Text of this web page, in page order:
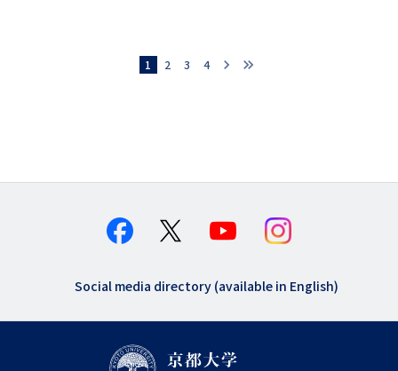
현재 페이지
1 페이지
2 페이지
3 페이지
4 다음 페이지
chevron_right chevron_right
chevron_right
Social media directory (available in English)